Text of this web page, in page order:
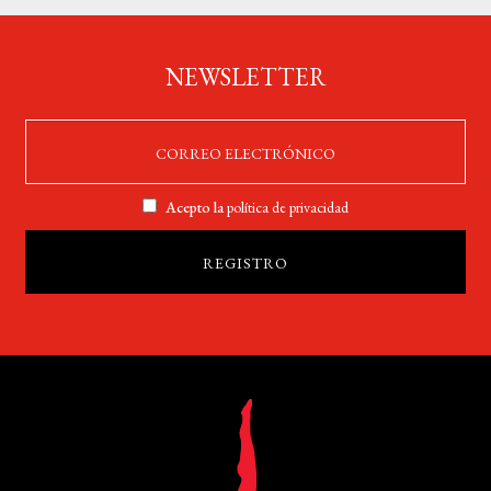
NEWSLETTER
Acepto lapolítica de privacidad